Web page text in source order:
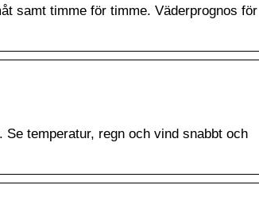
samt timme för timme. Väderprognos för
temperatur, regn och vind snabbt och